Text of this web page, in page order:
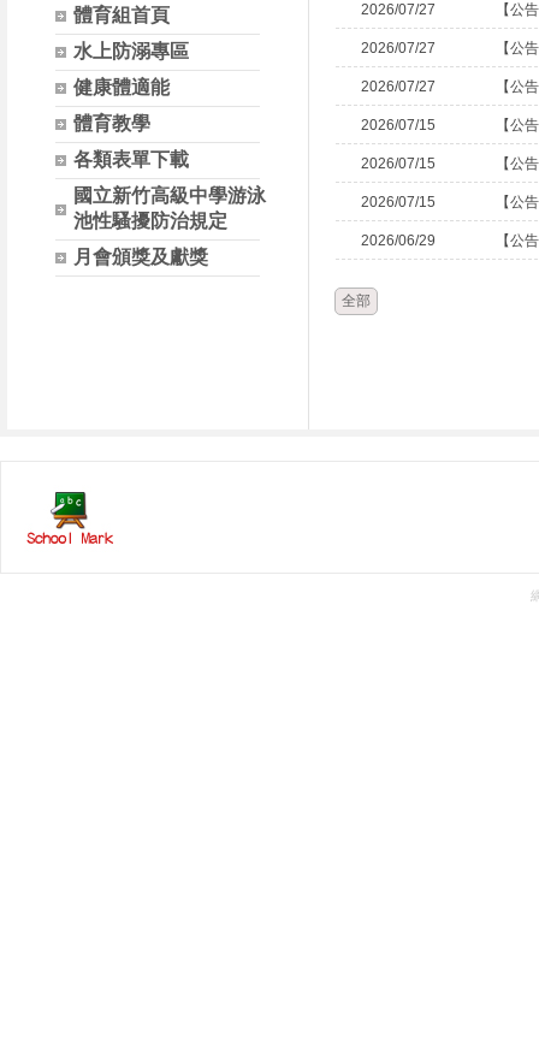
體育組首頁
水上防溺專區
健康體適能
體育教學
各類表單下載
國立新竹高級中學游泳
池性騷擾防治規定
月會頒獎及獻獎
2026/07/27 【公
2026/07/27 【公
2026/07/27 【公
2026/07/15 【公
2026/07/15 【公
2026/07/15 【公
2026/06/29 【公
全部